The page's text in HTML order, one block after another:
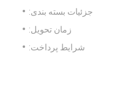
جزئیات بسته بندی:
زمان تحویل:
شرایط پرداخت: